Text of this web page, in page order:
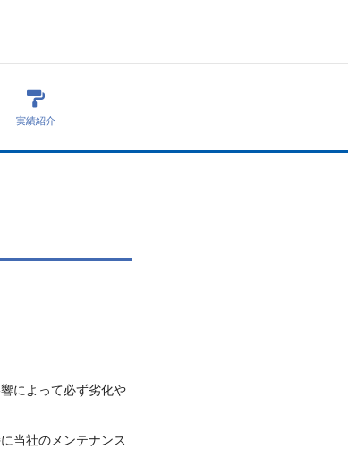
実績紹介
によって必ず劣化や
当社のメンテナンス